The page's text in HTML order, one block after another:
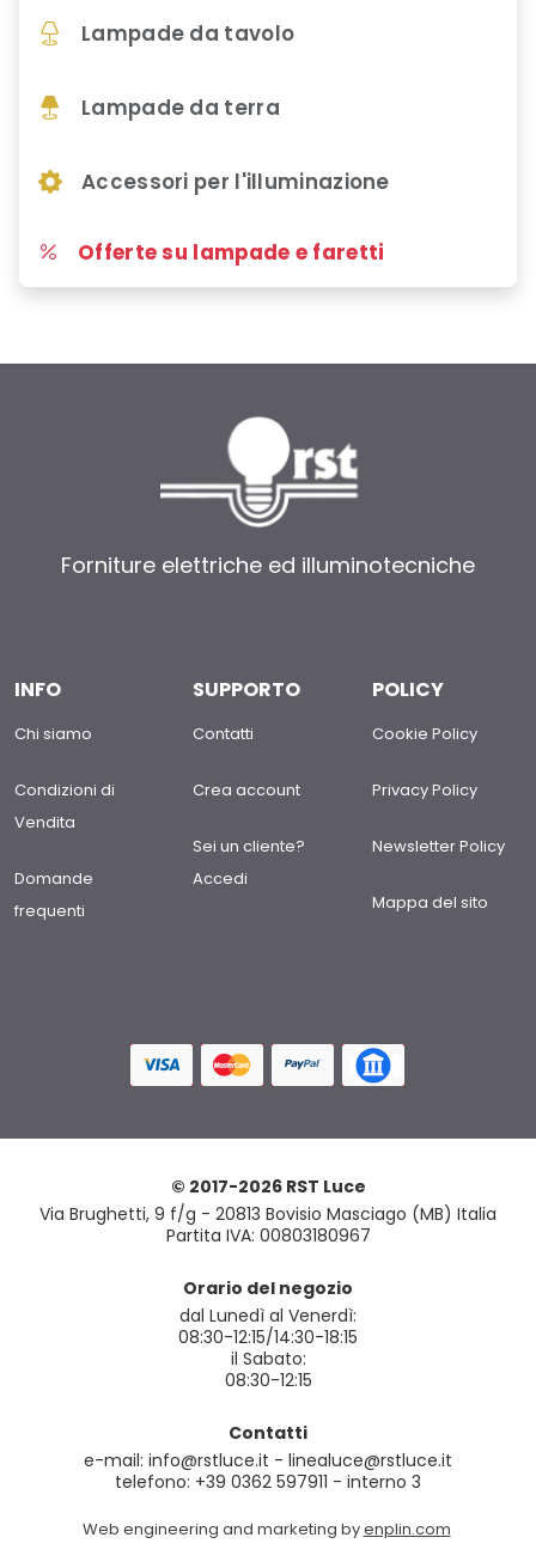
Lampade da tavolo
Lampade da terra
Accessori per l'illuminazione
Offerte su lampade e faretti
Forniture elettriche ed illuminotecniche
INFO
Chi siamo
Condizioni di
Vendita
Domande
frequenti
SUPPORTO
Contatti
Crea account
Sei un cliente?
Accedi
POLICY
Cookie Policy
Privacy Policy
Newsletter Policy
Mappa del sito
© 2017-2026 RST Luce
Via Brughetti, 9 f/g - 20813 Bovisio Masciago (MB) Italia
Partita IVA: 00803180967
Orario del negozio
dal Lunedì al Venerdì:
08:30-12:15/14:30-18:15
il Sabato:
08:30-12:15
Contatti
e-mail: info@rstluce.it - linealuce@rstluce.it
telefono: +39 0362 597911 - interno 3
Web engineering and marketing byenplin.com